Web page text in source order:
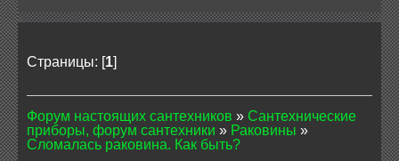
Страницы: [1]
Форум настоящих сантехников » Сантехнические
приборы, форум сантехники » Раковины »
Сломалась раковина. Как быть?